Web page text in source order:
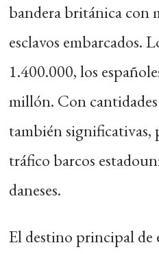
bandera británica con
esclavos embarcados.
1.400.000, los
millón. Con
también significativas,
tráfico barcos
daneses.
El destino principal de